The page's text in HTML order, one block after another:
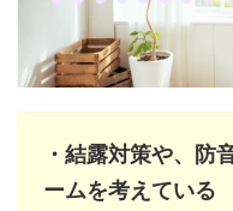
・結露対策や、防
ームを考えている